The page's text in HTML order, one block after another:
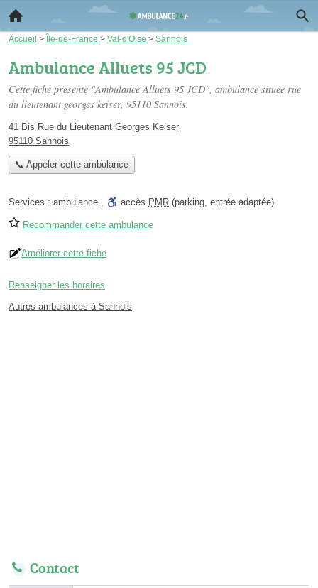
Accueil > Île-de-France > Val-d'Oise > Sannois
Ambulance Alluets 95 JCD
Cette fiche présente "Ambulance Alluets 95 JCD", ambulance située rue
du lieutenant georges keiser, 95110 Sannois.
41 Bis Rue du Lieutenant Georges Keiser
95110 Sannois
📞 Appeler cette ambulance
Services : ambulance , accès PMR (parking, entrée adaptée)
Recommander cette ambulance
Améliorer cette fiche
Renseigner les horaires
Autres ambulances à Sannois
Contact